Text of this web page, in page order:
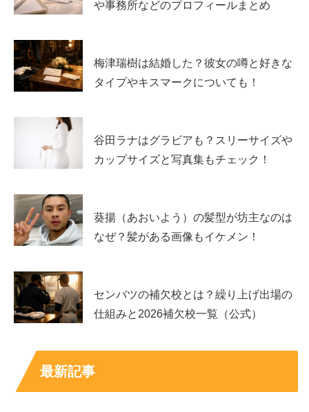
好きなタイプに「自然な切り替えができる人」を挙げてい
る点ともつながっていて、気を遣いすぎず一緒にいられる
スポンサーリンク
や事務所などのプロフィールまとめ
梅津瑞樹は結婚した？彼女の噂と好きな
タイプやキスマークについても！
谷田ラナはグラビアも？スリーサイズや
カップサイズと写真集もチェック！
葵揚（あおいよう）の髪型が坊主なのは
なぜ？髪がある画像もイケメン！
センバツの補欠校とは？繰り上げ出場の
仕組みと2026補欠校一覧（公式）
最新記事